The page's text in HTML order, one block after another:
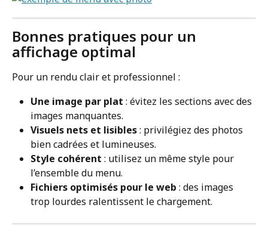
Bonnes pratiques pour un
affichage optimal
Pour un rendu clair et professionnel :
Une image par plat : évitez les sections avec des
images manquantes.
Visuels nets et lisibles : privilégiez des photos
bien cadrées et lumineuses.
Style cohérent : utilisez un même style pour
l’ensemble du menu.
Fichiers optimisés pour le web : des images
trop lourdes ralentissent le chargement.